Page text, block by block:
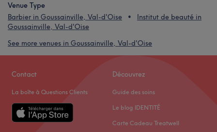
Venue Type
Barbier in Goussainville, Val-d'Oise
Institut de beauté in
Goussainville, Val-d'Oise
See more venues in Goussainville, Val-d'Oise
Contact
La boîte à Questions Clients
Découvrez
Guide des soins
Le blog IDENTITÉ
Carte Cadeau Treatwell